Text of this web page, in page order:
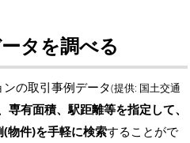
タを調べる
の取引事例データ(提供: 国土交通
専有面積、駅距離等を指定して、
物件)を手軽に検索することがで